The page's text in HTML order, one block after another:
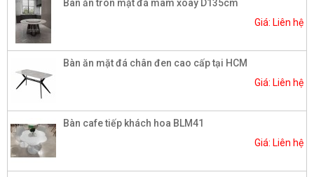
Bàn ăn tròn mặt đá mâm xoay D135cm
Giá: Liên hệ
Bàn ăn mặt đá chân đen cao cấp tại HCM
Giá: Liên hệ
Bàn cafe tiếp khách hoa BLM41
Giá: Liên hệ